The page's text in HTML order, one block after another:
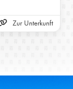
Zur Unterkunft